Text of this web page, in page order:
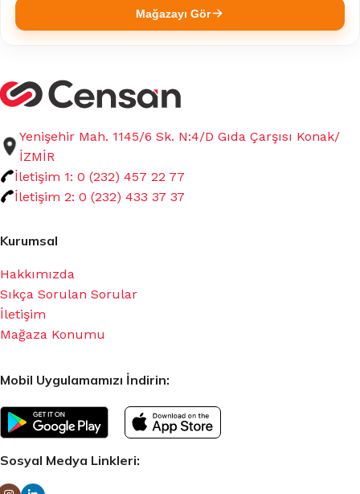
Mağazayı Gör
Yenişehir Mah. 1145/6 Sk. N:4/D Gıda Çarşısı Konak/
İZMİR
İletişim 1: 0 (232) 457 22 77
İletişim 2: 0 (232) 433 37 37
Kurumsal
Hakkımızda
Sıkça Sorulan Sorular
İletişim
Mağaza Konumu
Mobil Uygulamamızı İndirin:
Sosyal Medya Linkleri: